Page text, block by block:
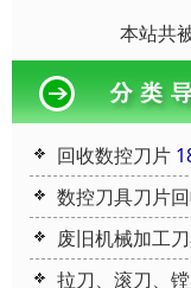
本站共
回收数控刀片
数控刀具刀片
废旧机械加工
拉刀、滚刀、